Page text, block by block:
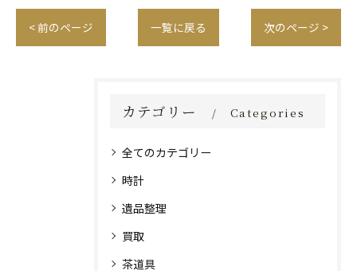
< 前のページ 一覧に戻る 次のページ >
カテゴリー Categories
全てのカテゴリー
時計
遺品整理
買取
茶道具